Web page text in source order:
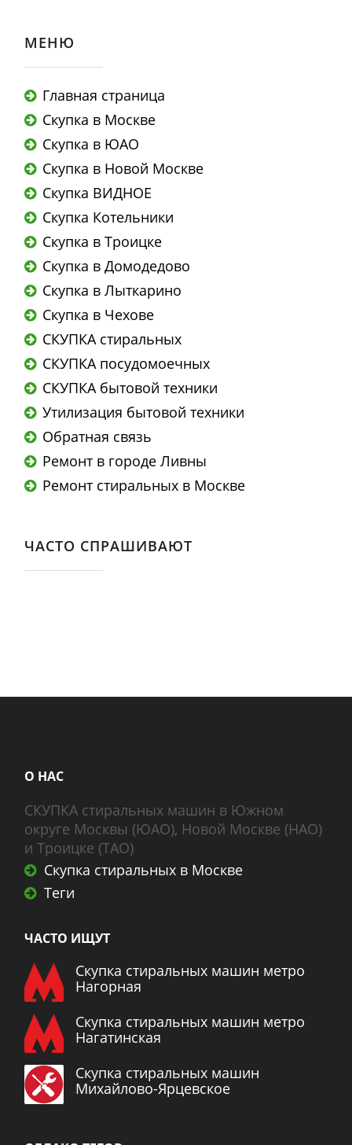
МЕНЮ
Главная страница
Скупка в Москве
Скупка в ЮАО
Скупка в Новой Москве
Скупка ВИДНОЕ
Скупка Котельники
Скупка в Троицке
Скупка в Домодедово
Скупка в Лыткарино
Скупка в Чехове
СКУПКА стиральных
СКУПКА посудомоечных
СКУПКА бытовой техники
Утилизация бытовой техники
Обратная связь
Ремонт в городе Ливны
Ремонт стиральных в Москве
ЧАСТО СПРАШИВАЮТ
О НАС
СКУПКА стиральных машин в Южном
округе Москвы (ЮАО), Новой Москве (НАО)
и Троицке (ТАО)
Скупка стиральных в Москве
Теги
ЧАСТО ИЩУТ
Скупка стиральных машин метро
Нагорная
Скупка стиральных машин метро
Нагатинская
Скупка стиральных машин
Михайлово-Ярцевское